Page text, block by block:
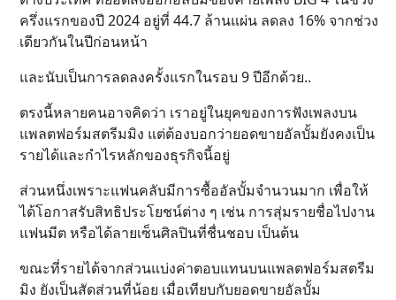
ครึ่งแรกของปี 2024 อยู่ที่ 44.7 ล้านแผ่น ลดลง 16% จากช่วง
เดียวกันในปีก่อนหน้า
และนับเป็นการลดลงครั้งแรกในรอบ 9 ปีอีกด้วย..
ตรงนี้หลายคนอาจคิดว่า เราอยู่ในยุคของการฟังเพลงบน
แพลตฟอร์มสตรีมมิง แต่ต้องบอกว่ายอดขายอัลบั้มยังคงเป็น
รายได้และกำไรหลักของธุรกิจนี้อยู่
ส่วนหนึ่งเพราะแฟนคลับมีการซื้ออัลบั้มจำนวนมาก เพื่อให้
ได้โอกาสรับสิทธิประโยชน์ต่าง ๆ เช่น การสุ่มรายชื่อไปงาน
แฟนมีต หรือได้ลายเซ็นศิลปินที่ชื่นชอบ เป็นต้น
ขณะที่รายได้จากส่วนแบ่งค่าตอบแทนบนแพลตฟอร์มสตรีม
มิง ยังเป็นสัดส่วนที่น้อย เมื่อเทียบกับยอดขายอัลบั้ม